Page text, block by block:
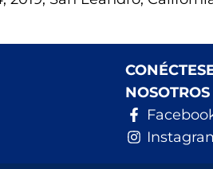
NOSOTROS